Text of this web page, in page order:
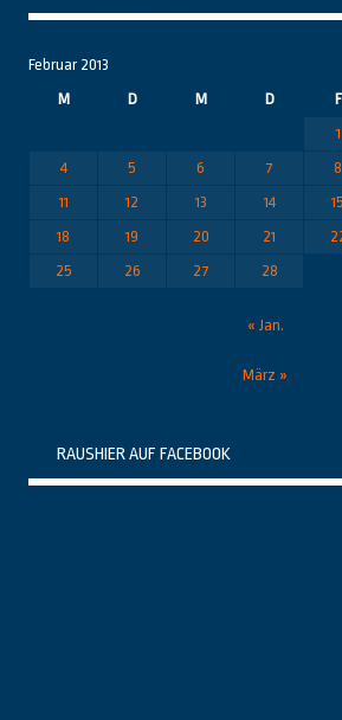
Februar 2013
M
D M D F
1
4
5 6 7 8
11
12 13 14 15
18
19 20 21
25
26 27 28
« Jan.
März »
RAUSHIER AUF FACEBOOK